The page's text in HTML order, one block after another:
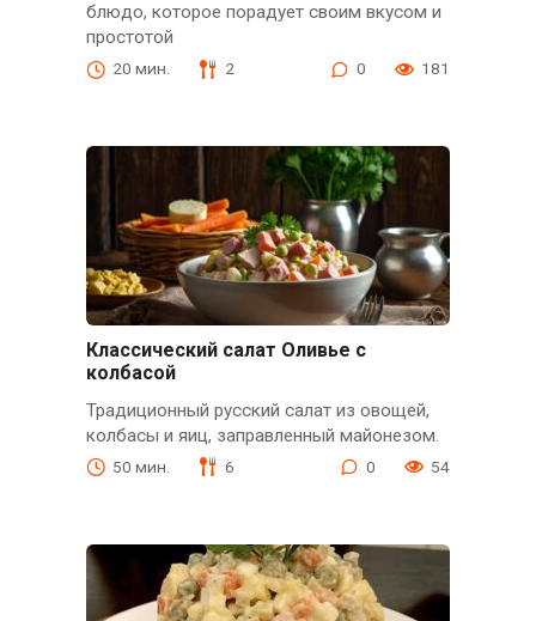
блюдо, которое порадует своим вкусом и
простотой
20 мин. 2 0 181
Классический салат Оливье с
колбасой
Традиционный русский салат из овощей,
колбасы и яиц, заправленный майонезом.
50 мин. 6 0 54